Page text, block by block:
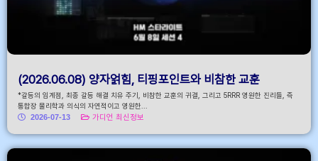
(2026.06.08) 양자얽힘, 티핑포인트와 비참한 교훈
*갈등의 임계점, 최종 갈등 해결 치유 주기, 비참한 교훈의 귀결, 그리고 5RRR 영원한 진리들, 즉
통합장 물리학과 의식의 자연적이고 영원한...
2026-07-13
가디언 최신정보